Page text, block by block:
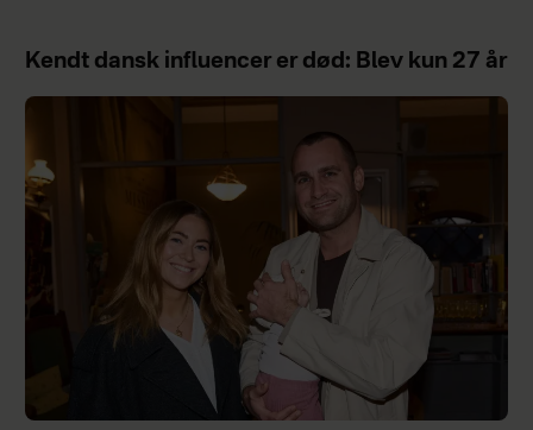
Kendt dansk influencer er død: Blev kun 27 år